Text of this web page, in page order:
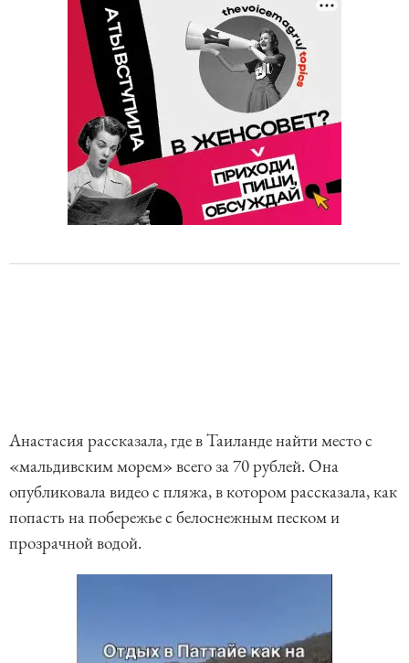
Анастасия рассказала, где в Таиланде найти место с
«мальдивским морем» всего за 70 рублей. Она
опубликовала видео с пляжа, в котором рассказала, как
попасть на побережье с белоснежным песком и
прозрачной водой.